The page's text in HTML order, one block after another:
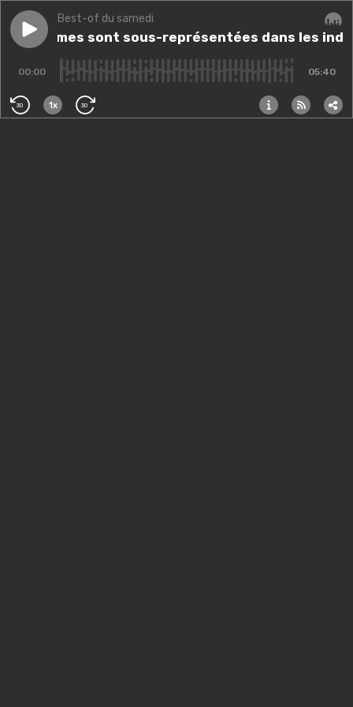
Play episodeLes femmes sont sous-représentées dans les
Best-of du samedi
Les femmes sont sous-représentées dans les
00:00 05:40
30 1x 30